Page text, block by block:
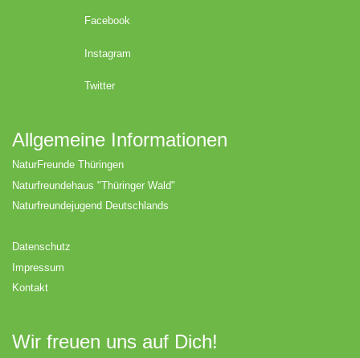
Facebook
Instagram
Twitter
Allgemeine Informationen
NaturFreunde Thüringen
Naturfreundehaus "Thüringer Wald"
Naturfreundejugend Deutschlands
Datenschutz
Impressum
Kontakt
Wir freuen uns auf Dich!